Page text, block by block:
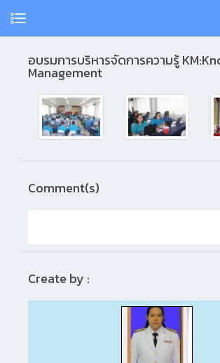
อบรมการบริหารจัดการความรู้
Management
Comment(s)
Create by :